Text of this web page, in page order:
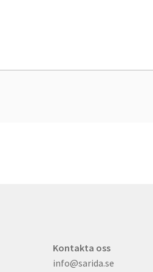
Kontakta oss
info@sarida.se